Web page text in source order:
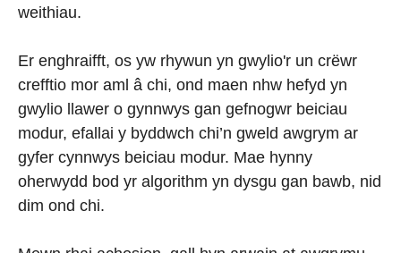
weithiau.
Er enghraifft, os yw rhywun yn gwylio'r un crëwr
crefftio mor aml â chi, ond maen nhw hefyd yn
gwylio llawer o gynnwys gan gefnogwr beiciau
modur, efallai y byddwch chi’n gweld awgrym ar
gyfer cynnwys beiciau modur. Mae hynny
oherwydd bod yr algorithm yn dysgu gan bawb, nid
dim ond chi.